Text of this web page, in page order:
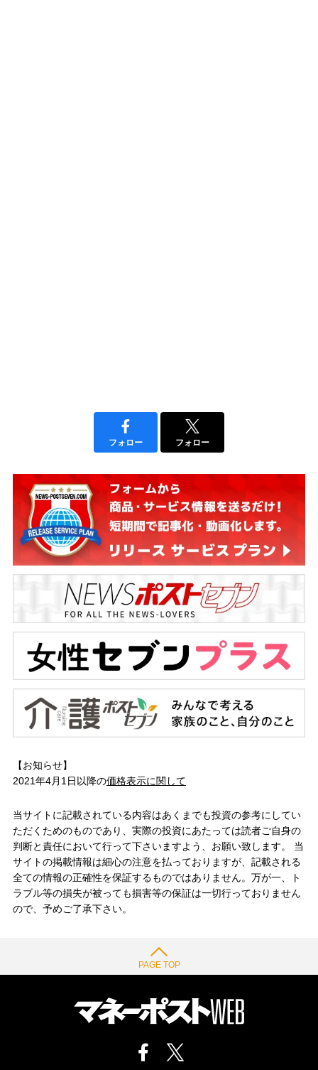
フォロー フォロー
【お知らせ】
2021年4月1日以降の価格表示に関して
当サイトに記載されている内容はあくまでも投資の参考にしてい
ただくためのものであり、実際の投資にあたっては読者ご自身の
判断と責任において行って下さいますよう、お願い致します。 当
サイトの掲載情報は細心の注意を払っておりますが、記載される
全ての情報の正確性を保証するものではありません。万が一、ト
ラブル等の損失が被っても損害等の保証は一切行っておりません
ので、予めご了承下さい。
PAGE TOP